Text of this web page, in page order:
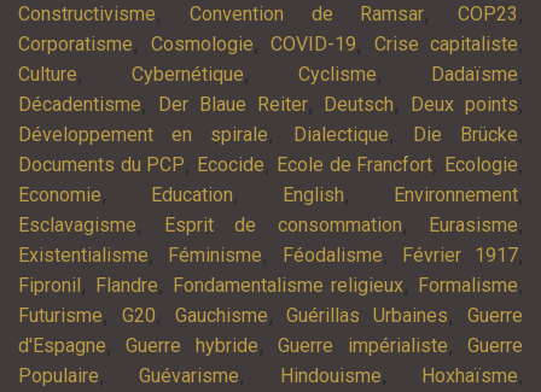
Constructivisme, Convention de Ramsar, COP23 ,
Corporatisme, Cosmologie, COVID-19, Crise capitaliste,
Culture, Cybernétique, Cyclisme, Dadaïsme,
Décadentisme, Der Blaue Reiter, Deutsch, Deux points,
Développement en spirale, Dialectique, Die Brücke,
Documents du PCP, Ecocide, Ecole de Francfort, Ecologie,
Economie, Education, English, Environnement,
Esclavagisme, Esprit de consommation, Eurasisme,
Existentialisme, Féminisme, Féodalisme, Février 1917,
Fipronil , Flandre, Fondamentalisme religieux, Formalisme,
Futurisme, G20, Gauchisme,Guérillas Urbaines,Guerre
d'Espagne,Guerre hybride,Guerre impérialiste,Guerre
Populaire,Guévarisme, Hindouisme, Hoxhaïsme,